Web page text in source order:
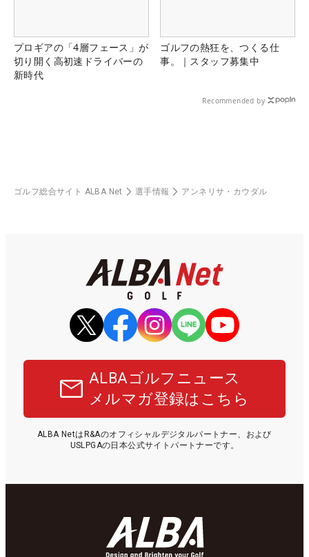
プロギアの「4層フェース」が
切り開く高初速ドライバーの
新時代
ゴルフの熱狂を、つくる仕
事。｜スタッフ募集中
Recommended by
ゴルフ総合サイト ALBA Net 選手情報 アンネリサ・カウダル
ALBAゴルフニュース
メルマガ登録はこちら
ALBA NetはR&Aのオフィシャルデジタルパートナー、および
USLPGAの日本公式サイトパートナーです。